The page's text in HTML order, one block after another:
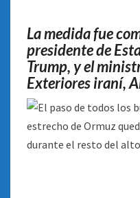
La medida fue
presidente de
Trump, y el
Exteriores iraní,